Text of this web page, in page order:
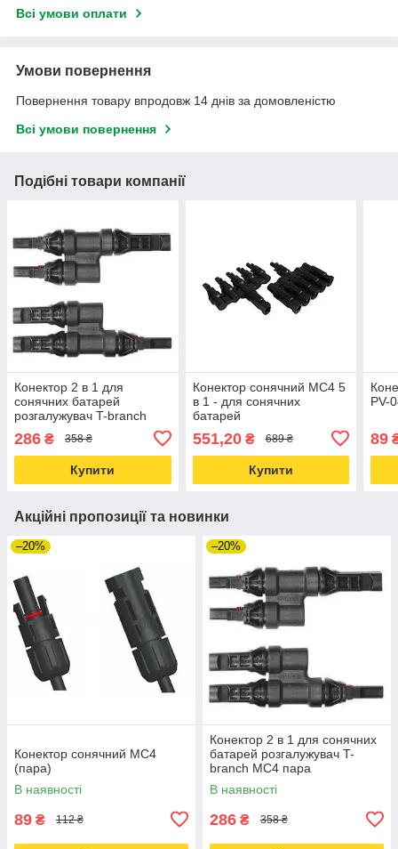
Всі умови оплати
Умови повернення
Повернення товару впродовж 14 днів за домовленістю
Всі умови повернення
Подібні товари компанії
Конектор 2 в 1 для
сонячних батарей
розгалужувач T-branch
286 ₴ 358 ₴
Купити
Конектор сонячний MC4 5
в 1 - для сонячних
батарей
551,20₴ 689 ₴
Купити
PV-
89
Акційні пропозиції та новинки
–20%
Конектор сонячний MC4
(пара)
В наявності
89 ₴ 112 ₴
–20%
Конектор 2 в 1 для сонячних
батарей розгалужувач T-
branch MC4 пара
В наявності
286 ₴ 358 ₴